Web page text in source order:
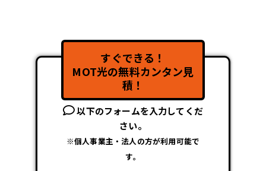
すぐできる！
MOT光の無料カンタン見
積！
以下のフォームを入力してくだ
さい。
※個人事業主・法人の方が利用可能で
す。